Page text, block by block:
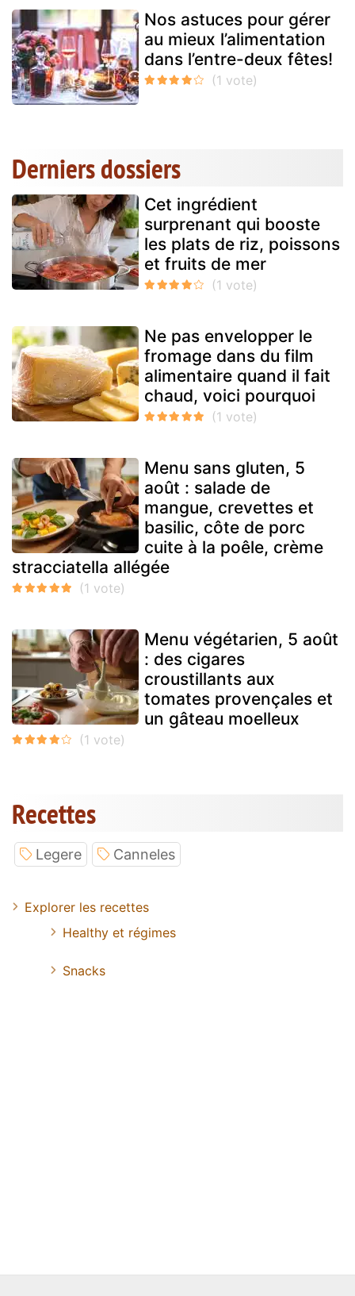
Nos astuces pour gérer
au mieux l’alimentation
dans l’entre-deux fêtes!
Derniers dossiers
Cet ingrédient
surprenant qui booste
les plats de riz, poissons
et fruits de mer
Ne pas envelopper le
fromage dans du film
alimentaire quand il fait
chaud, voici pourquoi
Menu sans gluten, 5
août : salade de
mangue, crevettes et
basilic, côte de porc
cuite à la poêle, crème
stracciatella allégée
Menu végétarien, 5 août
: des cigares
croustillants aux
tomates provençales et
un gâteau moelleux
Recettes
Legere Canneles
Explorer les recettes
Healthy et régimes
Snacks